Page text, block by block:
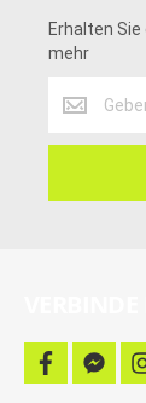
Erhalten
mehr
Sie
f
a
f
a
i